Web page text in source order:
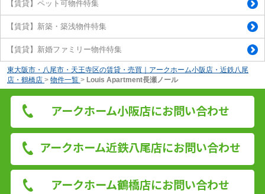
【賃貸】ペット可物件特集
【賃貸】新築・築浅物件特集
【賃貸】新婚ファミリー物件特集
東大阪市・八尾市・天王寺区の賃貸・売買｜アークホーム小阪店・近鉄八尾
店・鶴橋店 > 物件一覧 > Louis Apartment長瀬ノール
アークホーム小阪店にお問い合わせ
アークホーム近鉄八尾店にお問い合わせ
アークホーム鶴橋店にお問い合わせ